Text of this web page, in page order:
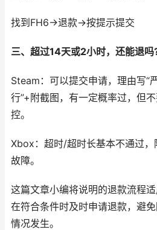
找到FH6→退款→按提示提交
三、超过14天或2小时，还能退吗
Steam：可以提交申请，理由写“
行”+附截图，有一定概率过，但
控。
Xbox：超时/超时长基本不通过
故障。
这篇文章小编将说明的退款流程
在符合条件时及时申请退款，避
情况发生。